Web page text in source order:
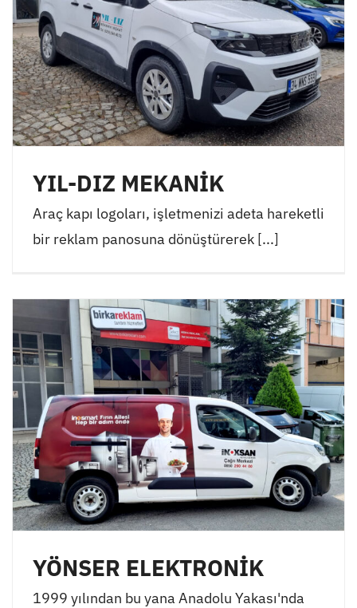
YIL-DIZ MEKANİK
Araç kapı logoları, işletmenizi adeta hareketli
bir reklam panosuna dönüştürerek [...]
YÖNSER ELEKTRONİK
1999 yılından bu yana Anadolu Yakası'nda